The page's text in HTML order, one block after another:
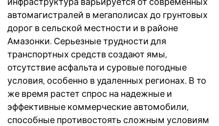
автомагистралей в мегаполисах до грунтовых
дорог в сельской местности и в районе
Амазонки. Серьезные трудности для
транспортных средств создают ямы,
отсутствие асфальта и суровые погодные
условия, особенно в удаленных регионах. В то
же время растет спрос на надежные и
эффективные коммерческие автомобили,
способные противостоять сложным условиям